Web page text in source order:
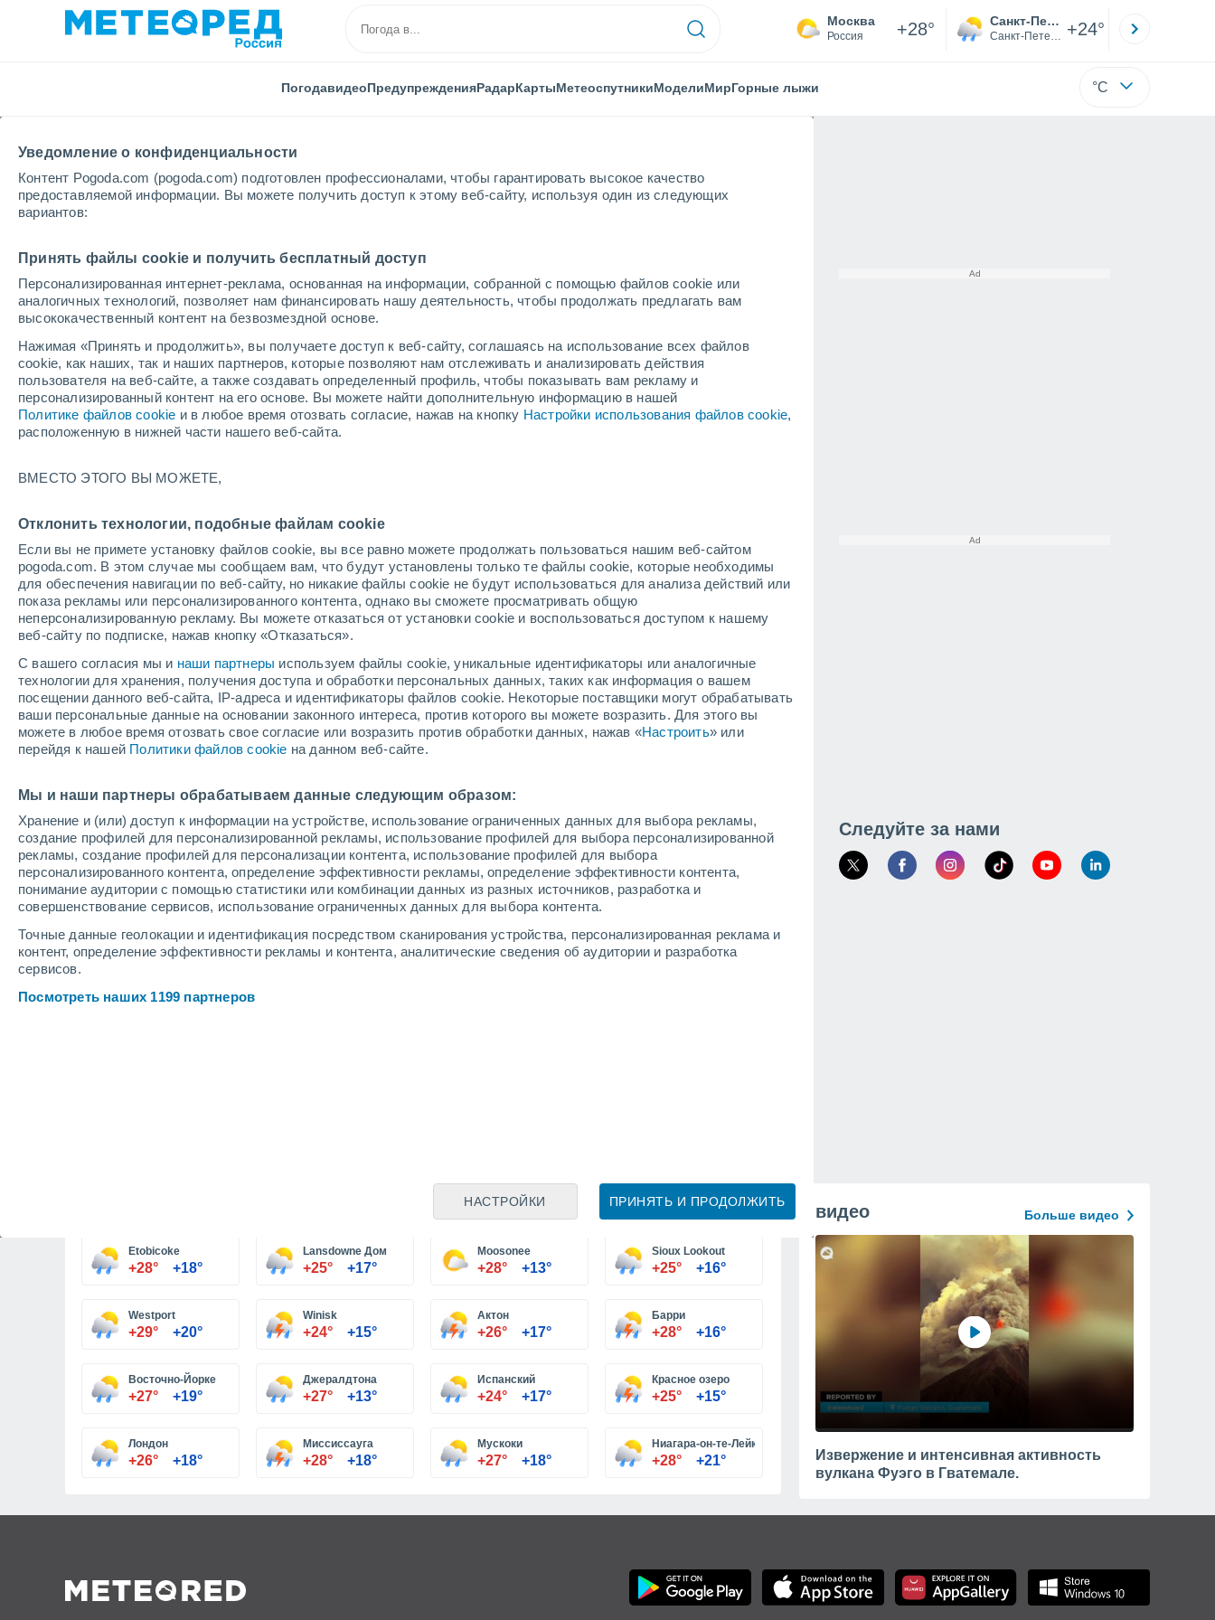
Уведомление о конфиденциальности
Контент Pogoda.com (pogoda.com) подготовлен профессионалами, чтобы гарантировать высокое качество
предоставляемой информации. Вы можете получить доступ к этому веб-сайту, используя один из следующих
вариантов:
Принять файлы cookie и получить бесплатный доступ
Персонализированная интернет-реклама, основанная на информации, собранной с помощью файлов cookie или
аналогичных технологий, позволяет нам финансировать нашу деятельность, чтобы продолжать предлагать вам
высококачественный контент на безвозмездной основе.
Нажимая «Принять и продолжить», вы получаете доступ к веб-сайту, соглашаясь на использование всех файлов
cookie, как наших, так и наших партнеров, которые позволяют нам отслеживать и анализировать действия
пользователя на веб-сайте, а также создавать определенный профиль, чтобы показывать вам рекламу и
персонализированный контент на его основе. Вы можете найти дополнительную информацию в нашей
Политике файлов cookie и в любое время отозвать согласие, нажав на кнопку Настройки использования файлов cookie,
расположенную в нижней части нашего веб-сайта.
ВМЕСТО ЭТОГО ВЫ МОЖЕТЕ,
Отклонить технологии, подобные файлам cookie
Если вы не примете установку файлов cookie, вы все равно можете продолжать пользоваться нашим веб-сайтом
pogoda.com. В этом случае мы сообщаем вам, что будут установлены только те файлы cookie, которые необходимы
для обеспечения навигации по веб-сайту, но никакие файлы cookie не будут использоваться для анализа действий или
показа рекламы или персонализированного контента, однако вы сможете просматривать общую
неперсонализированную рекламу. Вы можете отказаться от установки cookie и воспользоваться доступом к нашему
веб-сайту по подписке, нажав кнопку «Отказаться».
С вашего согласия мы и наши партнеры используем файлы cookie, уникальные идентификаторы или аналогичные
технологии для хранения, получения доступа и обработки персональных данных, таких как информация о вашем
посещении данного веб-сайта, IP-адреса и идентификаторы файлов cookie. Некоторые поставщики могут обрабатывать
ваши персональные данные на основании законного интереса, против которого вы можете возразить. Для этого вы
можете в любое время отозвать свое согласие или возразить против обработки данных, нажав «Настроить» или
перейдя к нашей Политики файлов cookie на данном веб-сайте.
Мы и наши партнеры обрабатываем данные следующим образом:
Хранение и (или) доступ к информации на устройстве, использование ограниченных данных для выбора рекламы,
создание профилей для персонализированной рекламы, использование профилей для выбора персонализированной
рекламы, создание профилей для персонализации контента, использование профилей для выбора
персонализированного контента, определение эффективности рекламы, определение эффективности контента,
понимание аудитории с помощью статистики или комбинации данных из разных источников, разработка и
совершенствование сервисов, использование ограниченных данных для выбора контента.
Точные данные геолокации и идентификация посредством сканирования устройства, персонализированная реклама и
контент, определение эффективности рекламы и контента, аналитические сведения об аудитории и разработка
сервисов.
Посмотреть наших 1199 партнеров
ПРИНЯТЬ И ПРОДОЛЖИТЬ
НАСТРОЙКИ
Москва
Россия +28° Санкт-Петербург
Санкт-Петербург +24°
ПогодавидеоПредупрежденияРадарКартыМетеоспутникиМоделиМирГорные лыжи °C
Погода в Онтарио
cегодня, 6 августа Весь день символ
+27°
+13°
Джералдтона
+28°
+19°
+27°
+14°
Тандер-Бей
Красное
+26°
+16°
Садбери
+27°
+12°
+16°
Sioux
Lookout
Лондон
+26°
Leaflet |©OpenStreetMap|ECMWF
Следуйте за нами
Etobicoke
+28° +18°
Lansdowne Дом
+25° +17°
Moosonee
+28° +13°
Sioux Lookout
+25° +16°
Westport
+29° +20°
Winisk
+24° +15°
Актон
+26° +17°
Барри
+28° +16°
Восточно-Йорке
+27° +19°
Джералдтона
+27° +13°
Испанский
+24° +17°
Красное озеро
+25° +15°
Лондон
+26° +18°
Миссиссауга
+28° +18°
Мускоки
+27° +18°
Ниагара-он-те-Лейк
+28° +21°
видео Больше видео
Извержение и интенсивная активность
вулкана Фуэго в Гватемале.